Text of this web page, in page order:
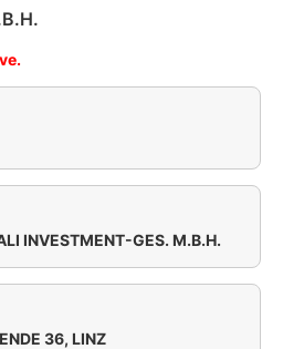
INVESTMENT-GES. M.B.H.
36, LINZ